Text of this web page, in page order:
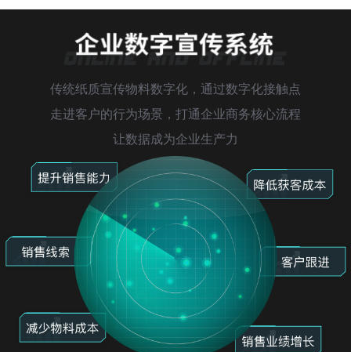
传统纸质宣传物料数字化，通过数字化接触点
走进客户的行为场景，打通企业商务核心流程
让数据成为企业生产力